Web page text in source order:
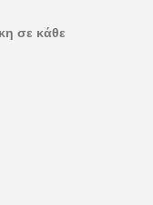
σε κάθε